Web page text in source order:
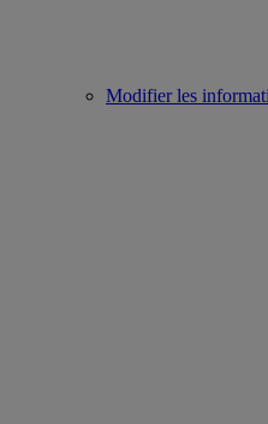
Modifier les